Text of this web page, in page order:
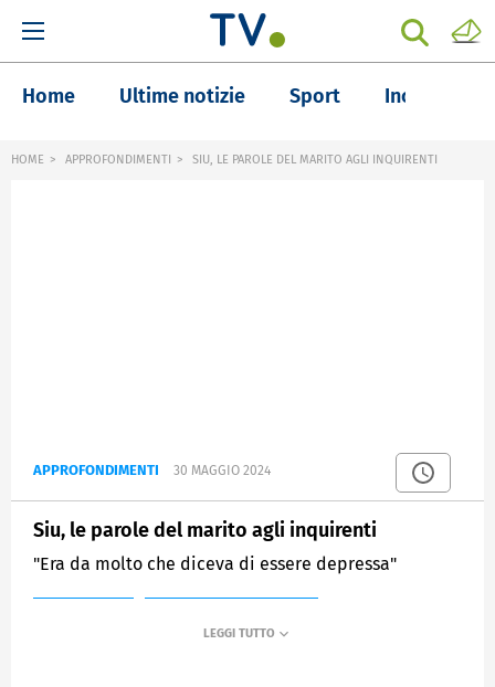
Home Ultime notizie Sport Inchieste
HOME APPROFONDIMENTI SIU, LE PAROLE DEL MARITO AGLI INQUIRENTI
APPROFONDIMENTI 30 MAGGIO 2024
Siu, le parole del marito agli inquirenti
"Era da molto che diceva di essere depressa"